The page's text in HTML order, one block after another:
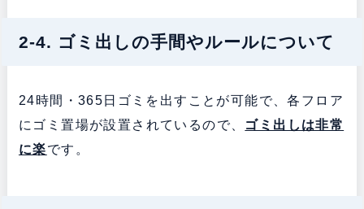
2-4. ゴミ出しの手間やルールについて
24時間・365日ゴミを出すことが可能で、各フロア
にゴミ置場が設置されているので、 ゴミ出しは非常
に楽です。